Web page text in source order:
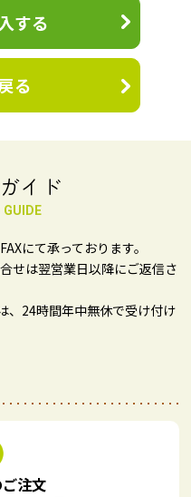
する
る
イド
にて承っております。
せは翌営業日以降にご返信さ
、24時間年中無休で受け付け
注文